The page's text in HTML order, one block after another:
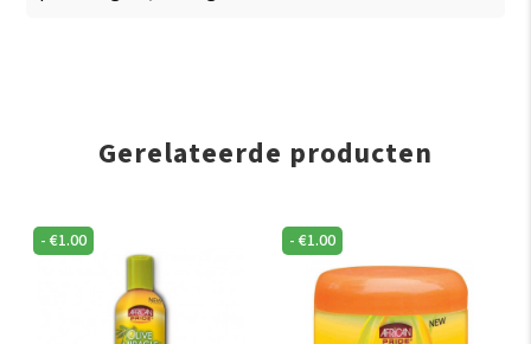
Gerelateerde producten
-€1.00 -€1.00